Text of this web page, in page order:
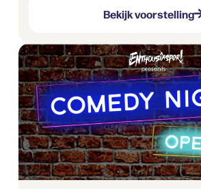
Bekijk voorstelling